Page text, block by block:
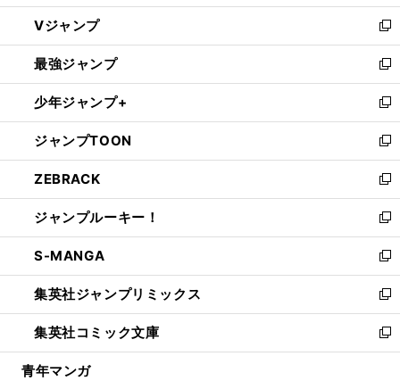
ウ
ィ
ン
ド
ウ
で
開
く
し
い
ウ
ィ
ン
ド
ウ
で
開
く
Vジャンプ
新
し
い
ウ
ィ
ン
ド
ウ
で
開
く
最強ジャンプ
新
し
い
ウ
ィ
ン
ド
ウ
で
開
く
少年ジャンプ+
新
し
い
ウ
ィ
ン
ド
ウ
で
開
く
ジャンプTOON
新
し
い
ウ
ィ
ン
ド
ウ
で
開
く
ZEBRACK
新
し
い
ウ
ィ
ン
ド
ウ
で
開
ジャンプルーキー！
新
し
い
ウ
ィ
ン
ド
ウ
S-MANGA
新
し
い
ウ
ィ
ン
集英社ジャンプリミックス
新
し
い
ウ
集英社コミック文庫
新
し
青年マンガ